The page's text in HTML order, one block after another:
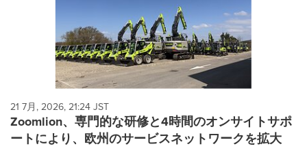
21 7月, 2026, 21:24 JST
Zoomlion、専門的な研修と4時間のオンサイトサポ
ートにより、欧州のサービスネットワークを拡大